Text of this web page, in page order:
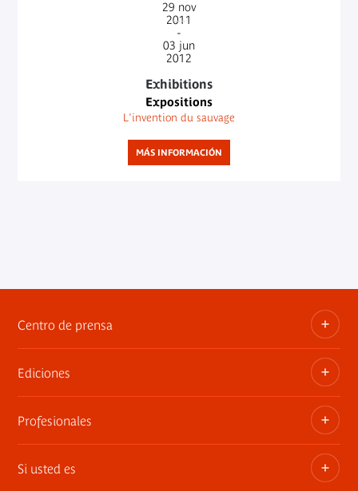
29 nov
2011
-
03 jun
2012
Exhibitions
Expositions
L'invention du sauvage
MÁS INFORMACIÓN
Centro de prensa
Dosieres, comunicados de prensa, anuncios de
exposiciones
Ediciones
Las publicaciones del museo
Profesionales
Privatiza los espacios
Si usted es